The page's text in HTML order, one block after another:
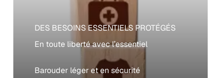
DES BESOINS ESSENTIELS PROTÉGÉS
En toute liberté avec l’essentiel
Barouder léger et en sécurité